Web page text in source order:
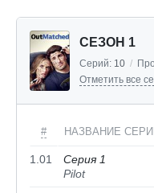
СЕЗОН 1
Серий: 10 /
Отметить все
# НАЗВАНИЕ
1.01
Серия 1
Pilot